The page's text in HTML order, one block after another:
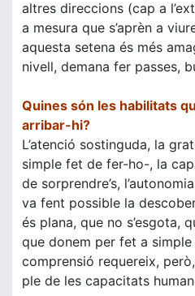
altres direccions (cap a
a mesura que s’aprèn a
aquesta setena és més
nivell, demana fer passes,
Quines són les habilitats
arribar-hi?
L’atenció sostinguda, la
simple fet de fer-ho-, la
de sorprendre’s,
va fent possible la
és plana, que no s’esgota,
que donem per fet a
comprensió requereix,
ple de les capacitats